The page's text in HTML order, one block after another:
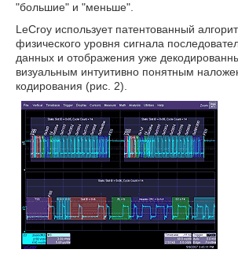
"большие" и "меньше".
LeCroy использует патентованный
физического уровня сигнала
данных и отображения уже
визуальным интуитивно понятным
кодирования (рис. 2).